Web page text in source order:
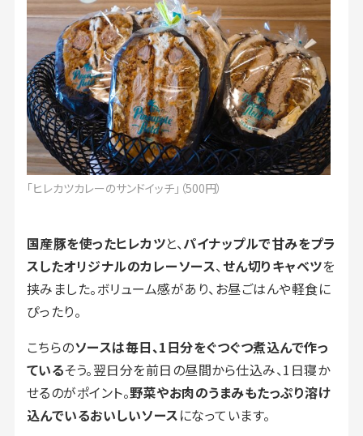
「ヒレカツカレーのサンドイッチ」（500円）
国産豚を使ったヒレカツと、パイナップルで甘みをプラ
スしたオリジナルのカレーソース、せん切りキャベツを
挟みました。ボリューム感があり、お昼ごはんや軽食に
ぴったり。
こちらのソースは毎日、1日分をぐつぐつ煮込んで作っ
ているそう。翌日分を前日の昼間から仕込み、1日寝か
せるのがポイント。野菜やお肉のうまみもたっぷり溶け
込んでいるおいしいソースになっています。